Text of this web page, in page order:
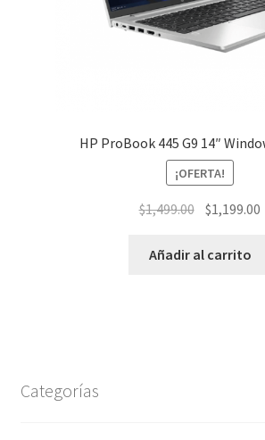
HP ProBook 445 G9 14″
¡OFERTA!
$1,499.00 El
original
$1,199.00
Añadir al carrito
Categorías